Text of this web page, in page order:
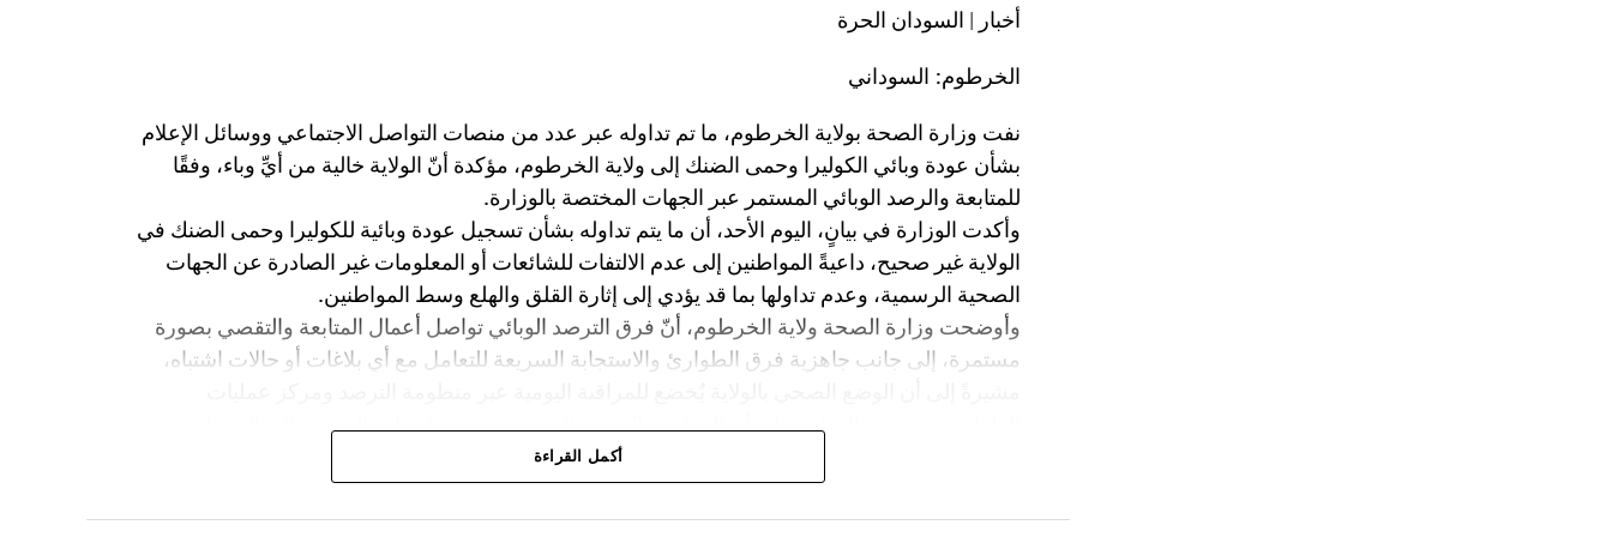
لنا و أشد تثبيتا…
ده الحل و زي ما قالوا الحل في الـ (تأمين) .. ان قلنا خير لا بدورلو سيف لا درقة …وان (طنشنا) يروح
هيثم الباوقة
أخبار | السودان الحرة
الخرطوم: السوداني
نفت وزارة الصحة بولاية الخرطوم، ما تم تداوله عبر عدد من منصات التواصل الاجتماعي ووسائل الإعلام
بشأن عودة وبائي الكوليرا وحمى الضنك إلى ولاية الخرطوم، مؤكدة أنّ الولاية خالية من أيِّ وباء، وفقًا
للمتابعة والرصد الوبائي المستمر عبر الجهات المختصة بالوزارة.
وأكدت الوزارة في بيانٍ، اليوم الأحد، أن ما يتم تداوله بشأن تسجيل عودة وبائية للكوليرا وحمى الضنك في
الولاية غير صحيح، داعيةً المواطنين إلى عدم الالتفات للشائعات أو المعلومات غير الصادرة عن الجهات
الصحية الرسمية، وعدم تداولها بما قد يؤدي إلى إثارة القلق والهلع وسط المواطنين.
وأوضحت وزارة الصحة ولاية الخرطوم، أنّ فرق الترصد الوبائي تواصل أعمال المتابعة والتقصي بصورة
مستمرة، إلى جانب جاهزية فرق الطوارئ والاستجابة السريعة للتعامل مع أي بلاغات أو حالات اشتباه،
الطوارئ، وشددت الوزارة على أن المعلومة الصحية الرسمية مصدرها وزارة الصحة ولاية الخرطوم
والجهات الصحية المختصة فقط، داعيةً المواطنين إلى استقاء المعلومات من مصادرها الرسمية وعدم
الانسياق وراء ما يُنشر في وسائل التواصل الاجتماعي دون التحقق من صحته.
وجدّدت وزارة الصحة ولاية الخرطوم، تأكيدها استمرار جهودها في الترصد الوبائي والوقاية ومكافحة
أكمل القراءة